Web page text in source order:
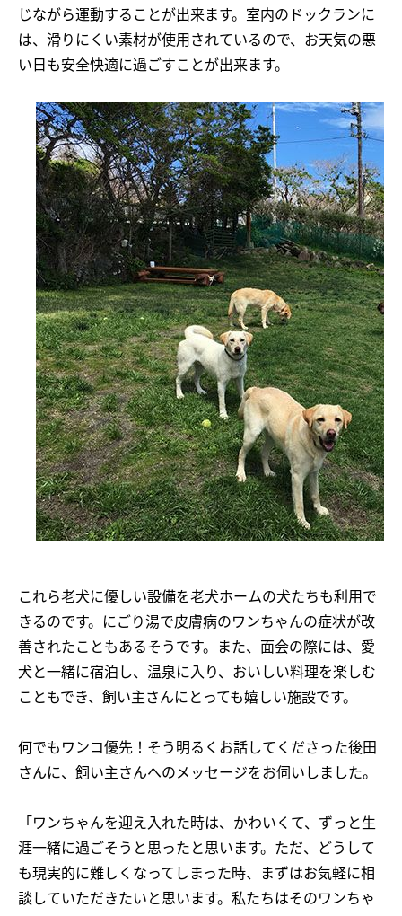
じながら運動することが出来ます。室内のドックランに
は、滑りにくい素材が使用されているので、お天気の悪
い日も安全快適に過ごすことが出来ます。
これら老犬に優しい設備を老犬ホームの犬たちも利用で
きるのです。にごり湯で皮膚病のワンちゃんの症状が改
善されたこともあるそうです。また、面会の際には、愛
犬と一緒に宿泊し、温泉に入り、おいしい料理を楽しむ
こともでき、飼い主さんにとっても嬉しい施設です。
何でもワンコ優先！そう明るくお話してくださった後田
さんに、飼い主さんへのメッセージをお伺いしました。
「ワンちゃんを迎え入れた時は、かわいくて、ずっと生
涯一緒に過ごそうと思ったと思います。ただ、どうして
も現実的に難しくなってしまった時、まずはお気軽に相
談していただきたいと思います。私たちはそのワンちゃ